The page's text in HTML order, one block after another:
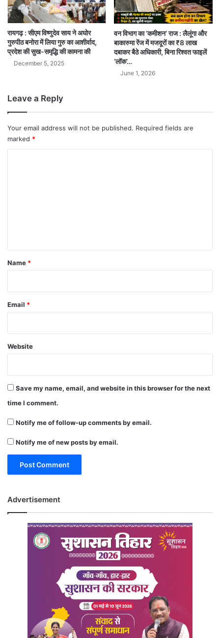
रायगढ़ : सीएम विष्णुदेव साय ने अघोर
गुरुपीठ बनोरा में लिया गुरु का आशीर्वाद,
प्रदेश की सुख-समृद्धि की कामना की
December 5, 2025
वन विभाग का ‘कमीशन’ राज : लैलूंगा और
बाकारुमा रेंज में मजदूरों का ₹8 लाख
दबाकर बैठे अधिकारी, बिना रिश्वत फाइलें
‘लॉक’…
June 1, 2026
Leave a Reply
Your email address will not be published. Required fields are
marked *
*
Name *
Email *
Website
Save my name, email, and website in this browser for the next
time I comment.
Notify me of follow-up comments by email.
Notify me of new posts by email.
Advertisement